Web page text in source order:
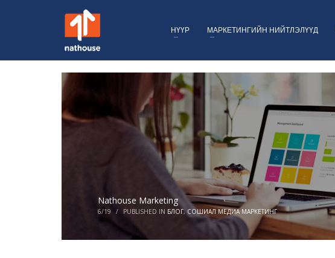
НҮҮР МАРКЕТИНГИЙН НИЙТЛЭЛҮҮД
Nathouse Marketing
6/19 / PUBLISHED IN БЛОГ, СОШИАЛ МЕДИА МАРКЕТИНГ